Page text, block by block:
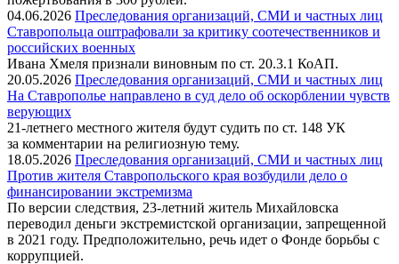
04.06.2026 Преследования организаций, СМИ и частных лиц
Ставропольца оштрафовали за критику соотечественников и
российских военных
Ивана Хмеля признали виновным по ст. 20.3.1 КоАП.
20.05.2026 Преследования организаций, СМИ и частных лиц
На Ставрополье направлено в суд дело об оскорблении чувств
верующих
21-летнего местного жителя будут судить по ст. 148 УК
за комментарии на религиозную тему.
18.05.2026 Преследования организаций, СМИ и частных лиц
Против жителя Ставропольского края возбудили дело о
финансировании экстремизма
По версии следствия, 23-летний житель Михайловска
переводил деньги экстремистской организации, запрещенной
в 2021 году. Предположительно, речь идет о Фонде борьбы с
коррупцией.